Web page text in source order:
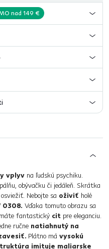
nad 149 €
vplyv na ľudskú psychiku.
obývačku či jedáleň. Skrátka
Nebojte sa oživiť holé
0308. Vďaka tomuto obrazu sa
fantastický cit pre eleganciu.
ručne natiahnutý na
Plátno má vysokú
imituje maliarske